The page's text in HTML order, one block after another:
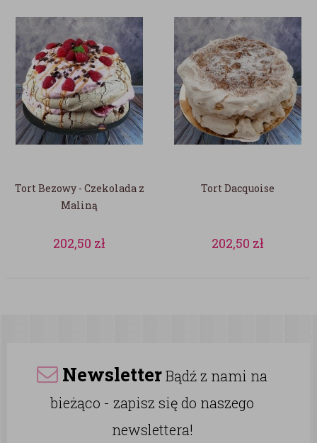
Tort Bezowy - Czekolada z
Maliną
202,50 zł
Tort Dacquoise
202,50 zł
NewsletterBądź z nami na
bieżąco - zapisz się do naszego
newslettera!